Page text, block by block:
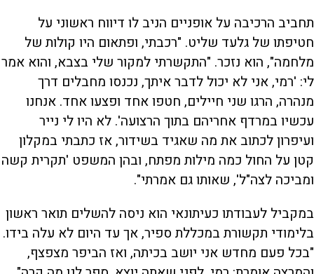
תחביב הרכיבה על אופניים הניב לו דיווח ראשוני על
חטיפתו של גלעד שליט. "רכבתי, ופתאום היו קולות של
מלחמה", הוא נזכר. "התקשרתי למקור שלי בצבא, והוא אמר
לי: 'רמי, אני לא יכול לדבר איתך, נכנסו מחבלים דרך
מנהרה, הרגו שני חיילים, חטפו אחד ופצעו אחד. אנחנו
עכשיו במרדף אחריהם בתוך הרצועה'. לא היו לי נייר
ועיפרון לכתוב את מה שאגיד בשידור, אז כתבתי במקלון
קטן על החול כמה מילות מפתח, ובהן המשפט 'תקרית קשה
ומביכה לצה"ל', שאותו גם אמרתי".
במקביל לעבודתו כעיתונאי הוא ניסה להשלים תואר ראשון
בלימודי תקשורת במכללת ספיר, אך עד היום לא עלה בידו.
"בכל פעם מחדש אני יושב בכיתה, ואז הביפר מצפצף,